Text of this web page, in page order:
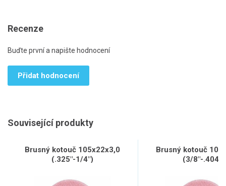
Recenze
Buďte první a napište hodnocení
Přidat hodnocení
Související produkty
Brusný kotouč 105x22x3,0
(.325"-1/4")
Brusný kotouč
(3/8"-.404")